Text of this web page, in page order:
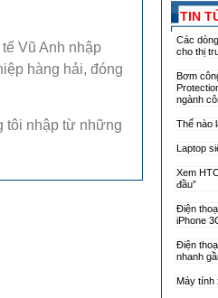
Vũ Anh nhập
hàng hải, đóng
tôi nhập từ những
TIN
Các
cho thị
Bơm
ngành
Thế nào
Laptop
Xem
đầu”
Điện
iPhone
Điện
nhanh
Máy tính